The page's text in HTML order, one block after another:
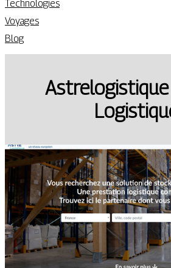
Technologies
Voyages
Blog